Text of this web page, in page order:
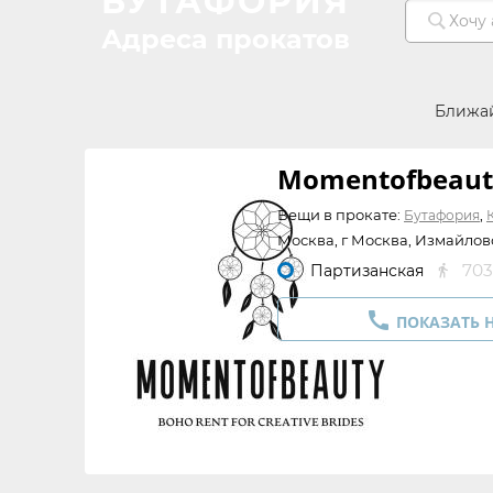
Вещи в прокате: Бутафория
Москва, г Москва,
Партизанская 
 ПОКАЗАТЬ